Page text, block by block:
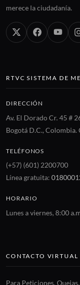
merece la ciudadanía.
RTVC SISTEMA DE
DIRECCIÓN
Av. El Dorado Cr. 45 #
Bogotá D.C., Colombia.
TELÉFONOS
(+57) (601) 2200700
Línea gratuita:
HORARIO
Lunes a viernes, 8:00
CONTACTO VIRTUAL
Para Peticiones,